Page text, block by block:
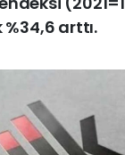
%34,6 arttı.